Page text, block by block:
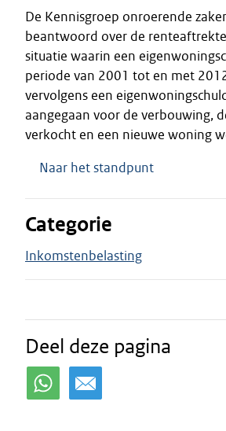
De Kennisgroep onroerende
beantwoord over de
situatie waarin een
periode van 2001 tot en met
vervolgens een
aangegaan voor de verbouwing,
verkocht en een nieuwe woning
Naar het standpunt
Categorie
Inkomstenbelasting
Deel deze pagina